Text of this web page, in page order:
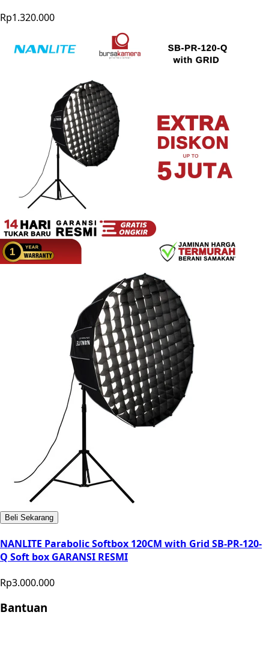
Rp1.320.000
Beli Sekarang
NANLITE Parabolic Softbox 120CM with Grid SB-PR-120-
Q Soft box GARANSI RESMI
Rp3.000.000
Bantuan